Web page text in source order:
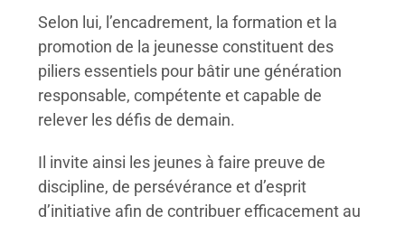
Selon lui, l’encadrement, la formation et la
promotion de la jeunesse constituent des
piliers essentiels pour bâtir une génération
responsable, compétente et capable de
relever les défis de demain.
Il invite ainsi les jeunes à faire preuve de
discipline, de persévérance et d’esprit
d’initiative afin de contribuer efficacement au